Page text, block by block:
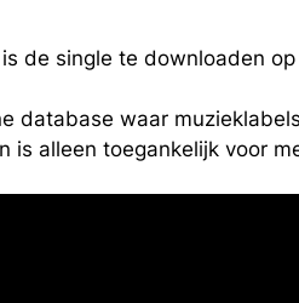
de single te downloaden op
database waar
is alleen toegankelijkvoor